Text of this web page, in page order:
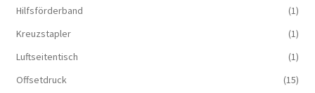
Hilfsförderband
(1)
Kreuzstapler
(1)
Luftseitentisch
(1)
Offsetdruck
(15)